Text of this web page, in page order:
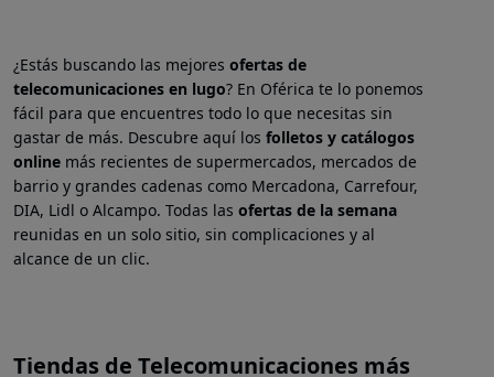
¿Estás buscando las mejores ofertas de
telecomunicaciones en lugo? En Oférica te lo ponemos
fácil para que encuentres todo lo que necesitas sin
gastar de más. Descubre aquí los folletos y catálogos
online más recientes de supermercados, mercados de
barrio y grandes cadenas como Mercadona, Carrefour,
DIA, Lidl o Alcampo. Todas las ofertas de la semana
reunidas en un solo sitio, sin complicaciones y al
alcance de un clic.
Tiendas de Telecomunicaciones más